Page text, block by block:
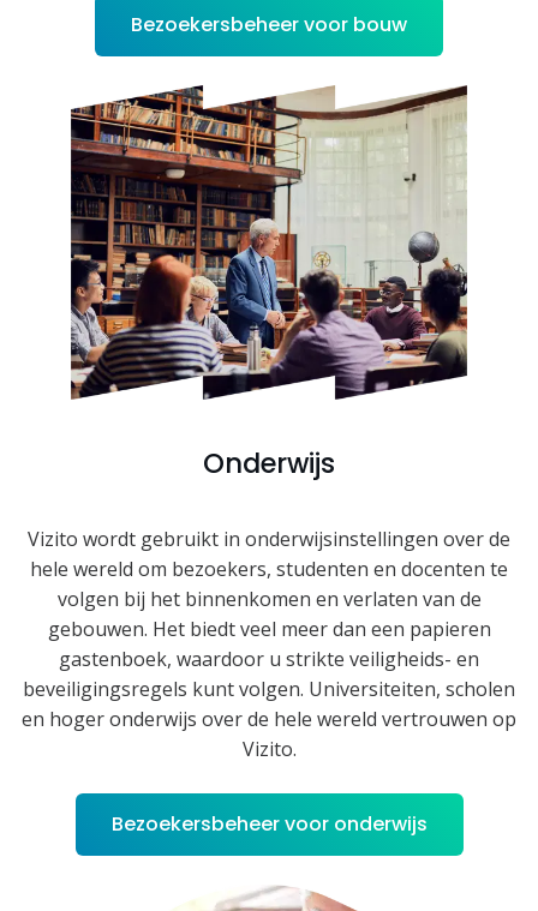
Bezoekersbeheer voor bouw
Onderwijs
Vizito wordt gebruikt in onderwijsinstellingen over de
hele wereld om bezoekers, studenten en docenten te
volgen bij het binnenkomen en verlaten van de
gebouwen. Het biedt veel meer dan een papieren
gastenboek, waardoor u strikte veiligheids- en
beveiligingsregels kunt volgen. Universiteiten, scholen
en hoger onderwijs over de hele wereld vertrouwen op
Vizito.
Bezoekersbeheer voor onderwijs